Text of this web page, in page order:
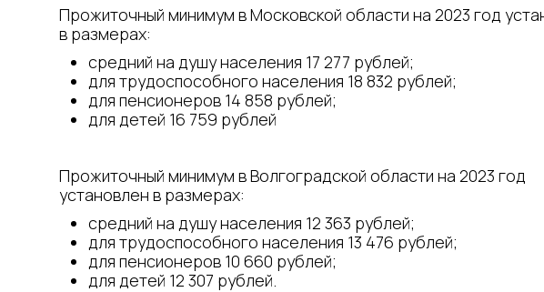
Прожиточный минимум в Московской области на 2023 год
в размерах:
средний на душу населения 17 277 рублей;
для трудоспособного населения 18 832 рублей;
для пенсионеров 14 858 рублей;
для детей 16 759 рублей
Прожиточный минимум в Волгоградской области на 2023 год
установлен в размерах:
средний на душу населения 12 363 рублей;
для трудоспособного населения 13 476 рублей;
для пенсионеров 10 660 рублей;
для детей 12 307 рублей.